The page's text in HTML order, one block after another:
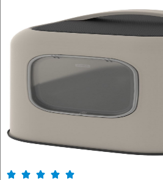
    